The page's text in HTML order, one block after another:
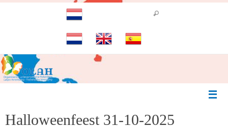
Halloweenfeest 31-10-2025